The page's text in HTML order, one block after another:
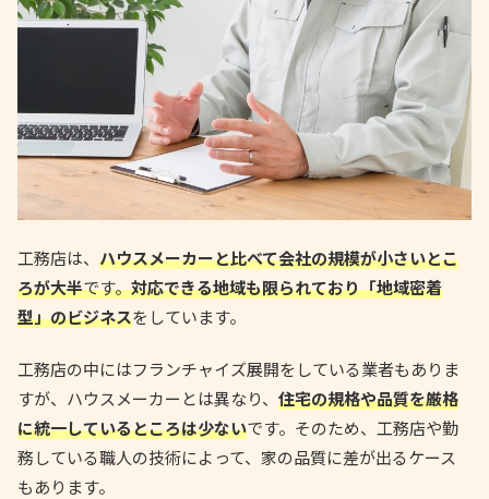
工務店は、 ハウスメーカーと比べて会社の規模が小さいとこ
ろが大半です。対応できる地域も限られており「地域密着
型」のビジネスをしています。
工務店の中にはフランチャイズ展開をしている業者もありま
すが、ハウスメーカーとは異なり、 住宅の規格や品質を厳格
に統一しているところは少ないです。そのため、工務店や勤
務している職人の技術によって、家の品質に差が出るケース
もあります。